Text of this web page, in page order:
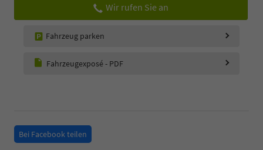
Wir rufen Sie an
Fahrzeug parken
Fahrzeugexposé - PDF
Bei Facebook teilen